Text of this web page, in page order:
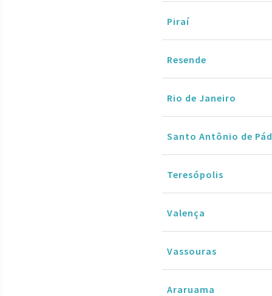
Piraí
Resende
Rio de Janeiro
Santo Antônio de
Teresópolis
Valença
Vassouras
Araruama